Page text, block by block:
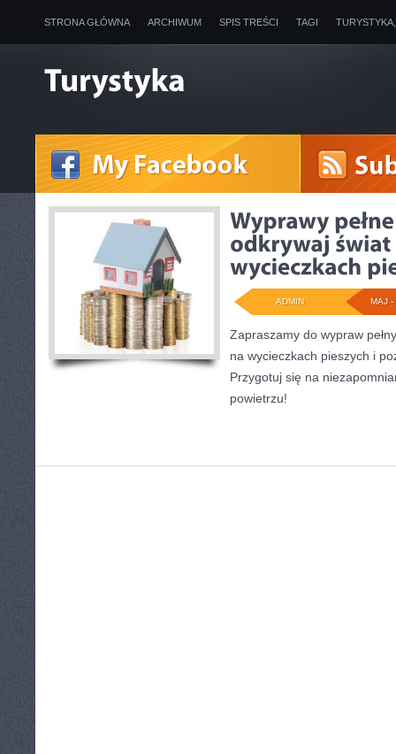
STRONA GŁÓWNA ARCHIWUM SPIS TREŚCI TAGI
MAJ -
ADMIN
Zapraszamy do wypraw
na wycieczkach pieszych i
Przygotuj się na
powietrzu!